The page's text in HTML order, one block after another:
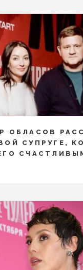
ОБЛАСОВ
СУПРУГЕ,